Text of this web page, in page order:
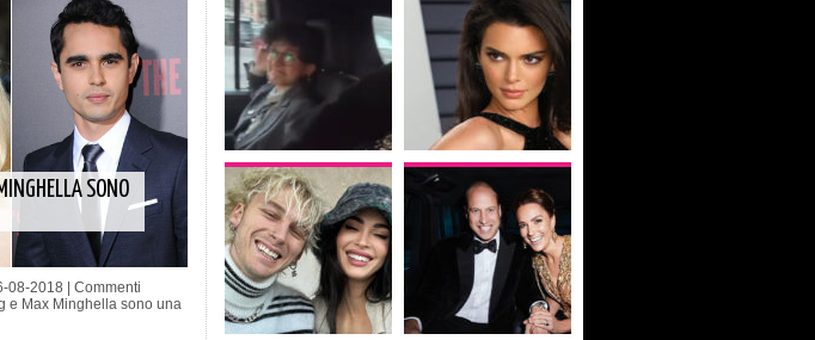
SONO
08-2018 | Commenti
e Max Minghella sono una